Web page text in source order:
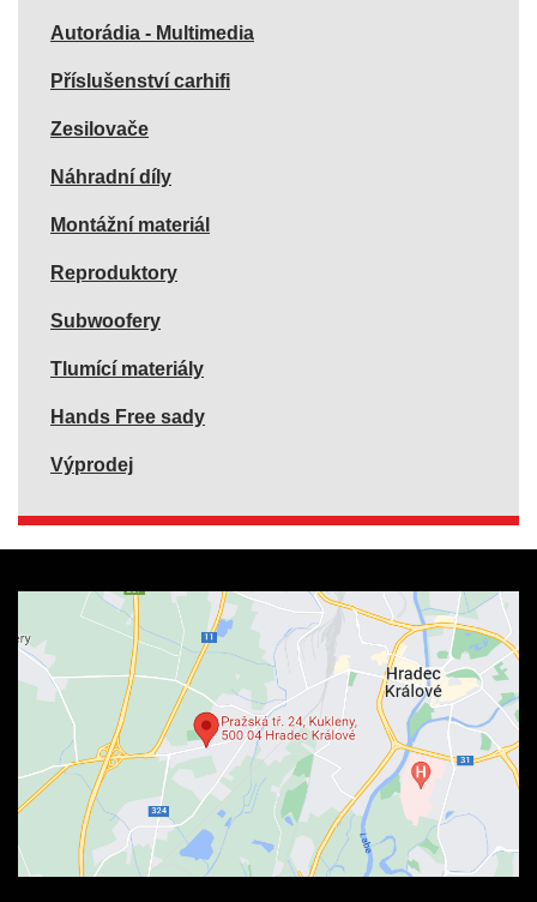
Autorádia - Multimedia
Příslušenství carhifi
Zesilovače
Náhradní díly
Montážní materiál
Reproduktory
Subwoofery
Tlumící materiály
Hands Free sady
Výprodej